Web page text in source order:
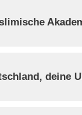
deine